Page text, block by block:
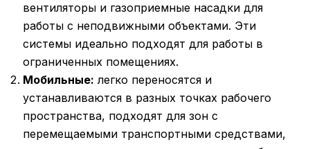
вентиляторы и газоприемные насадки для
работы с неподвижными объектами. Эти
системы идеально подходят для работы в
ограниченных помещениях.
Мобильные: легко переносятся и
устанавливаются в разных точках рабочего
пространства, подходят для зон с
перемещаемыми транспортными средствами,